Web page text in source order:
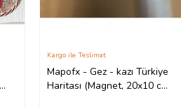
Mapofx - Gez - kazı Türkiye
Haritası (Magnet, 20x10 cm)
Kargo ile Teslimat